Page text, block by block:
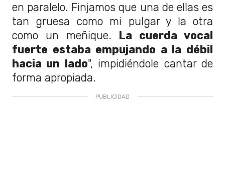
en paralelo. Finjamos que una de ellas es
tan gruesa como mi pulgar y la otra
como un meñique. La cuerda vocal
fuerte estaba empujando a la débil
hacia un lado", impidiéndole cantar de
forma apropiada.